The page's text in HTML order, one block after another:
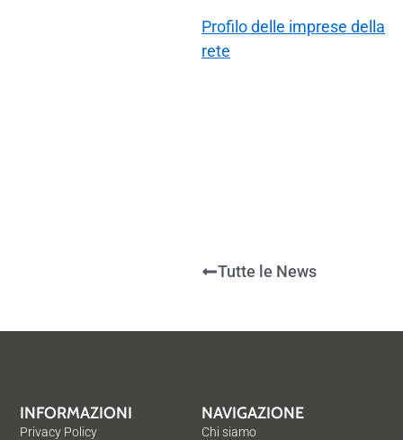
Profilo delle imprese della
rete
Tutte le News
NAVIGAZIONE
Chi siamo
INFORMAZIONI
Privacy Policy